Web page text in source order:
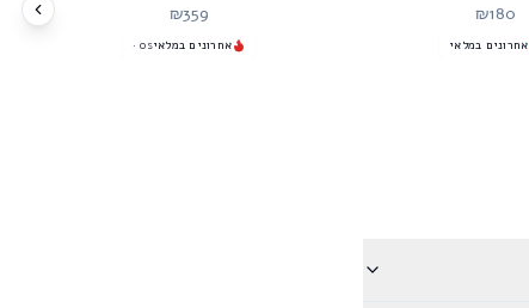
₪180
אחרונים במלאי
₪359
אחרונים במלאי ·os